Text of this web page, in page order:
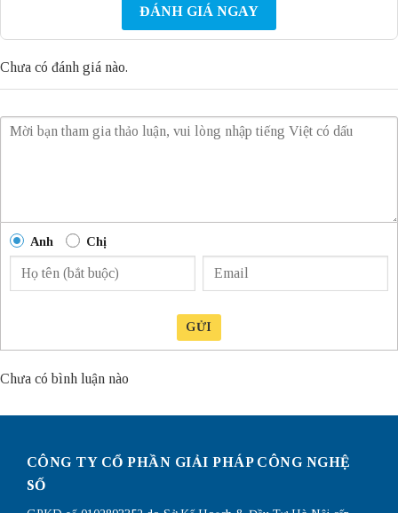
ĐÁNH GIÁ NGAY
Chưa có đánh giá nào.
Anh Chị
GỬI
Chưa có bình luận nào
CÔNG TY CỔ PHẦN GIẢI PHÁP CÔNG NGHỆ
SỐ